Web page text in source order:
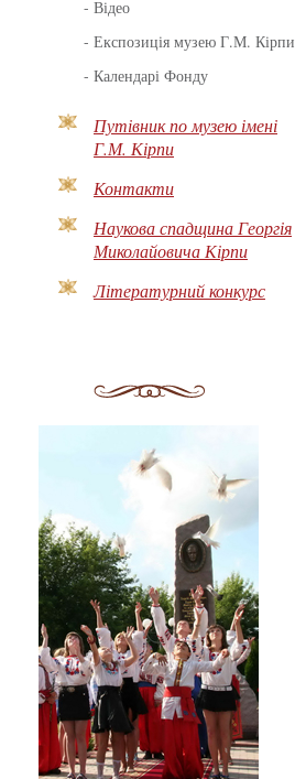
- Відео
- Експозиція музею Г.М. Кірпи
- Календарі Фонду
Путівник по музею імені
Г.М. Кірпи
Контакти
Наукова спадщина Георгія
Миколайовича Кірпи
Літературний конкурс